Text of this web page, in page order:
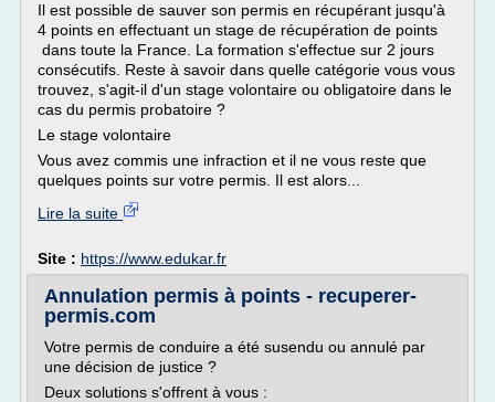
Il est possible de sauver son permis en récupérant jusqu'à
4 points en effectuant un stage de récupération de points
dans toute la France. La formation s'effectue sur 2 jours
consécutifs. Reste à savoir dans quelle catégorie vous vous
trouvez, s'agit-il d'un stage volontaire ou obligatoire dans le
cas du permis probatoire ?
Le stage volontaire
Vous avez commis une infraction et il ne vous reste que
quelques points sur votre permis. Il est alors...
Lire la suite
Site : https://www.edukar.fr
Annulation permis à points - recuperer-
permis.com
Votre permis de conduire a été susendu ou annulé par
une décision de justice ?
Deux solutions s'offrent à vous :